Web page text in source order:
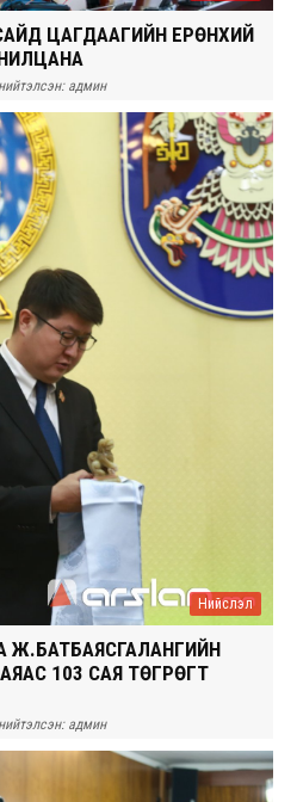
ЦАГДААГИЙН ЕРӨНХИЙ
нийтэлсэн: админ
Нийслэл
Ж.БАТБАЯСГАЛАНГИЙН
103 САЯ ТӨГРӨГТ
нийтэлсэн: админ